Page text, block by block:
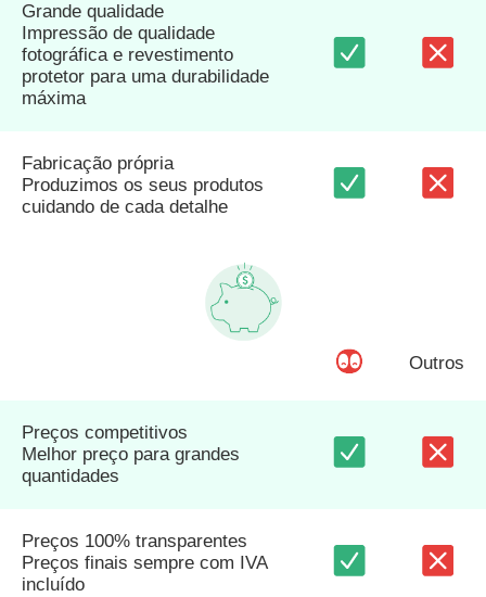
Grande qualidade
Impressão de qualidade
fotográfica e revestimento
protetor para uma durabilidade
máxima
Fabricação própria
Produzimos os seus produtos
cuidando de cada detalhe
Outros
Preços competitivos
Melhor preço para grandes
quantidades
Preços 100% transparentes
Preços finais sempre com IVA
incluído